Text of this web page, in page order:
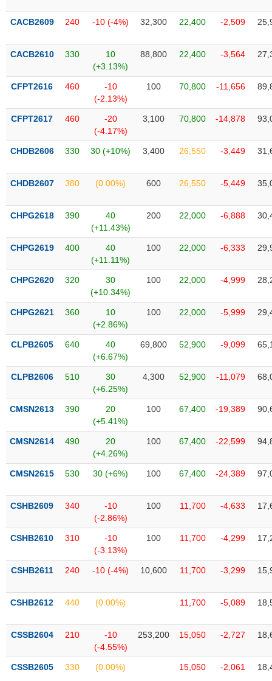
liệu
lý
thị
CACB2609 240 -10 (-4%) 32,300 22,400 -2,509
CACB2610 330
10
(+3.13%)
88,800 22,400 -3,564
CFPT2616 460
-10
(-2.13%)
100 70,800 -11,656
CFPT2617 460
-20
(-4.17%)
3,100 70,800 -14,878
CHDB2606 330 30 (+10%) 3,400 26,550 -3,449
CHDB2607 380 (0.00%) 600 26,550 -5,449
CHPG2618 390
40
(+11.43%)
200 22,000 -6,888
CHPG2619 400
40
(+11.11%)
100 22,000 -6,333
CHPG2620 320
30
(+10.34%)
100 22,000 -4,999
CHPG2621 360
10
(+2.86%)
100 22,000 -5,999
CLPB2605 640
40
(+6.67%)
69,800 52,900 -9,099
CLPB2606 510
30
(+6.25%)
4,300 52,900 -11,079
CMSN2613 390
20
(+5.41%)
100 67,400 -19,389
CMSN2614 490
20
(+4.26%)
100 67,400 -22,599
CMSN2615 530 30 (+6%) 100 67,400 -24,389
CSHB2609 340
-10
(-2.86%)
100 11,700 -4,633
CSHB2610 310
-10
(-3.13%)
100 11,700 -4,299
CSHB2611 240 -10 (-4%) 10,600 11,700 -3,299
CSHB2612 440 (0.00%) 11,700 -5,089
CSSB2604 210
-10
(-4.55%)
253,200 15,050 -2,727
CSSB2605 330 (0.00%) 15,050 -2,061
TIÊU
KHÔNG
THIẾT
DÙNG
THIẾT
SÓC
KHỎE
CHÍNH
CÔNG
THÔNG
TIN
DỊCH
TRUYỀN
THÔNG
TIỆN